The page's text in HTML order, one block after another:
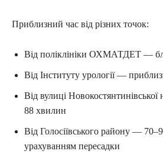
Приблизний час від різних точок:
Від поліклініки ОХМАТДЕТ —
Від Інституту урології —
Від вулиці
88 хвилин
Від Голосіївського району —
урахуванням пересадки